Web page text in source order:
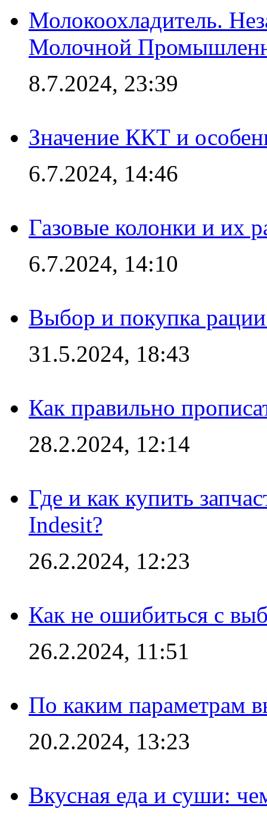
Молокоохладитель.
Молочной
8.7.2024, 23:39
Значение ККТ и
6.7.2024, 14:46
Газовые колонки и их
6.7.2024, 14:10
Выбор и покупка
31.5.2024, 18:43
Как правильно
28.2.2024, 12:14
Где и как купить
Indesit?
26.2.2024, 12:23
Как не ошибиться с
26.2.2024, 11:51
По каким параметрам
20.2.2024, 13:23
Вкусная еда и суши: